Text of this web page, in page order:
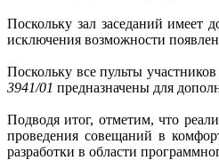
Поскольку зал заседаний имеет
исключения возможности
Поскольку все пульты
3941/01 предназначены для
Подводя итог, отметим, что
проведения совещаний в
разработки в области